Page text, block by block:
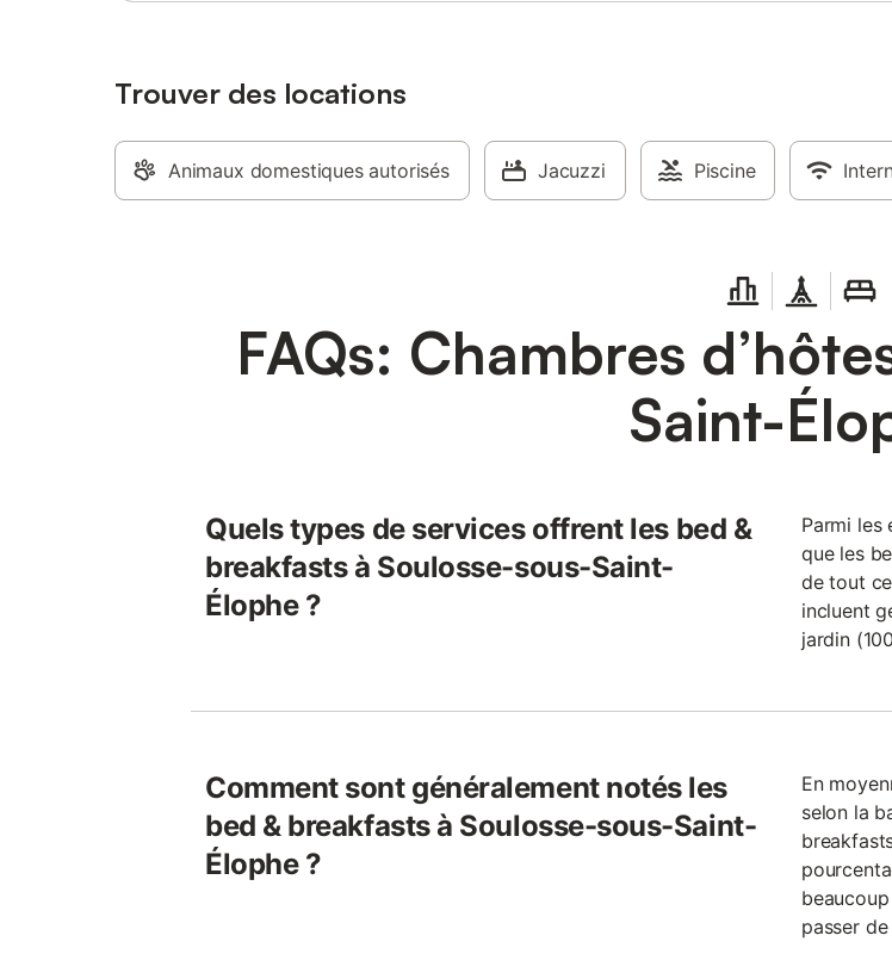
Trouver des locations
Animaux domestiques autorisés Jacuzzi Piscine
FAQs: Chambres
Saint-
Quels types de services offrent les bed &
breakfasts à Soulosse-sous-Saint-
Élophe ?
Parmi les
que les
de tout
incluent
jardin
Comment sont généralement notés les
bed & breakfasts à Soulosse-sous-Saint-
Élophe ?
En
selon la
passer